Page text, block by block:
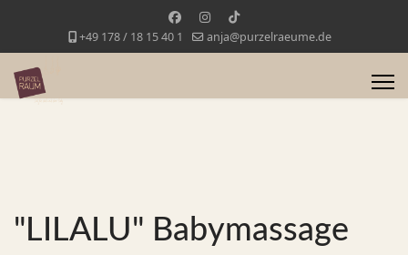
+49 178 / 18 15 40 1 anja@purzelraeume.de
"LILALU" Babymassage